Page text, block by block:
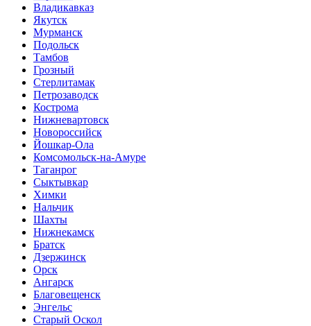
Владикавказ
Якутск
Мурманск
Подольск
Тамбов
Грозный
Стерлитамак
Петрозаводск
Кострома
Нижневартовск
Новороссийск
Йошкар-Ола
Комсомольск-на-Амуре
Таганрог
Сыктывкар
Химки
Нальчик
Шахты
Нижнекамск
Братск
Дзержинск
Орск
Ангарск
Благовещенск
Энгельс
Старый Оскол